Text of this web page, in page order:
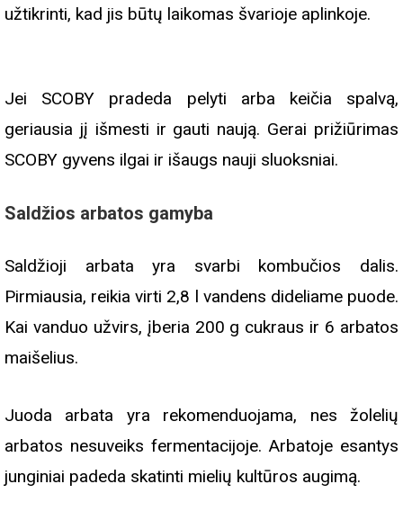
užtikrinti, kad jis būtų laikomas švarioje aplinkoje.
Jei SCOBY pradeda pelyti arba keičia spalvą,
geriausia jį išmesti ir gauti naują. Gerai prižiūrimas
SCOBY gyvens ilgai ir išaugs nauji sluoksniai.
Saldžios arbatos gamyba
Saldžioji arbata yra svarbi kombučios dalis.
Pirmiausia, reikia virti 2,8 l vandens dideliame puode.
Kai vanduo užvirs, įberia 200 g cukraus ir 6 arbatos
maišelius.
Juoda arbata yra rekomenduojama, nes žolelių
arbatos nesuveiks fermentacijoje. Arbatoje esantys
junginiai padeda skatinti mielių kultūros augimą.